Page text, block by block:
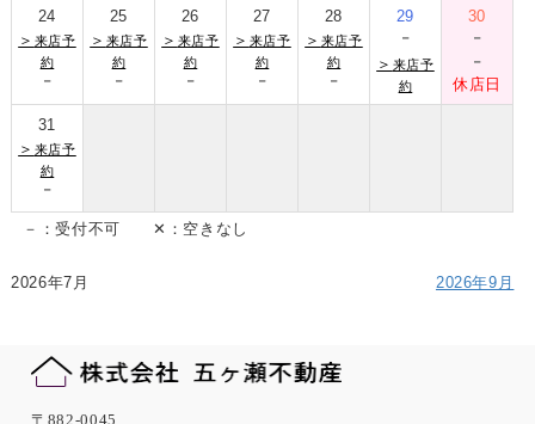
24
＞ 来店予
約
-
25
＞ 来店予
約
-
26
＞ 来店予
約
-
27
＞ 来店予
約
-
28
＞ 来店予
約
-
29
-
＞ 来店予
約
30
-
-
休店日
31
＞ 来店予
約
-
－：受付不可 ✕：空きなし
2026年7月 2026年9月
〒882-0045